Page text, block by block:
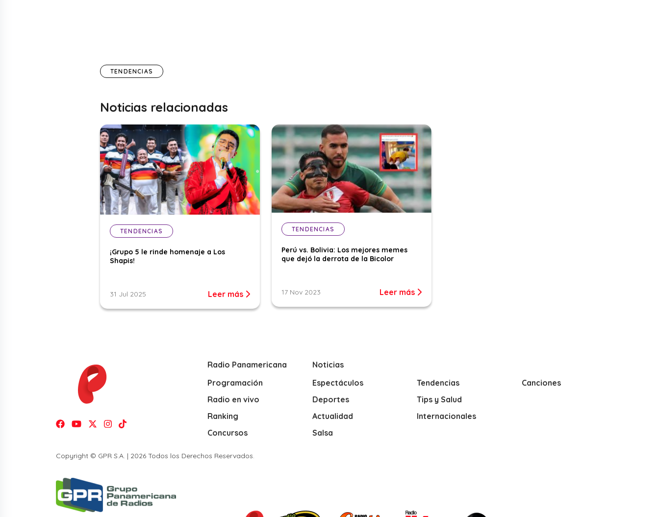
TENDENCIAS
Noticias relacionadas
TENDENCIAS
¡Grupo 5 le rinde homenaje a Los
Shapis!
31 Jul 2025 Leer más
TENDENCIAS
Perú vs. Bolivia: Los mejores memes
que dejó la derrota de la Bicolor
17 Nov 2023 Leer más
Radio Panamericana
Programación
Radio en vivo
Ranking
Concursos
Noticias
Espectáculos
Deportes
Actualidad
Salsa
Tendencias
Tips y Salud
Internacionales
Canciones
Copyright © GPR S.A. | 2026 Todos los Derechos Reservados.